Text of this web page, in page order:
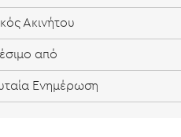
Ακινήτου
από
Ενημέρωση